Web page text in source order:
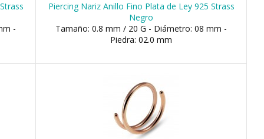
-
Piercing Nariz Anillo Fino Plata de Ley 925 Strass
Negro
Tamaño: 0.8 mm / 20 G - Diámetro: 08 mm -
Piedra: 02.0 mm